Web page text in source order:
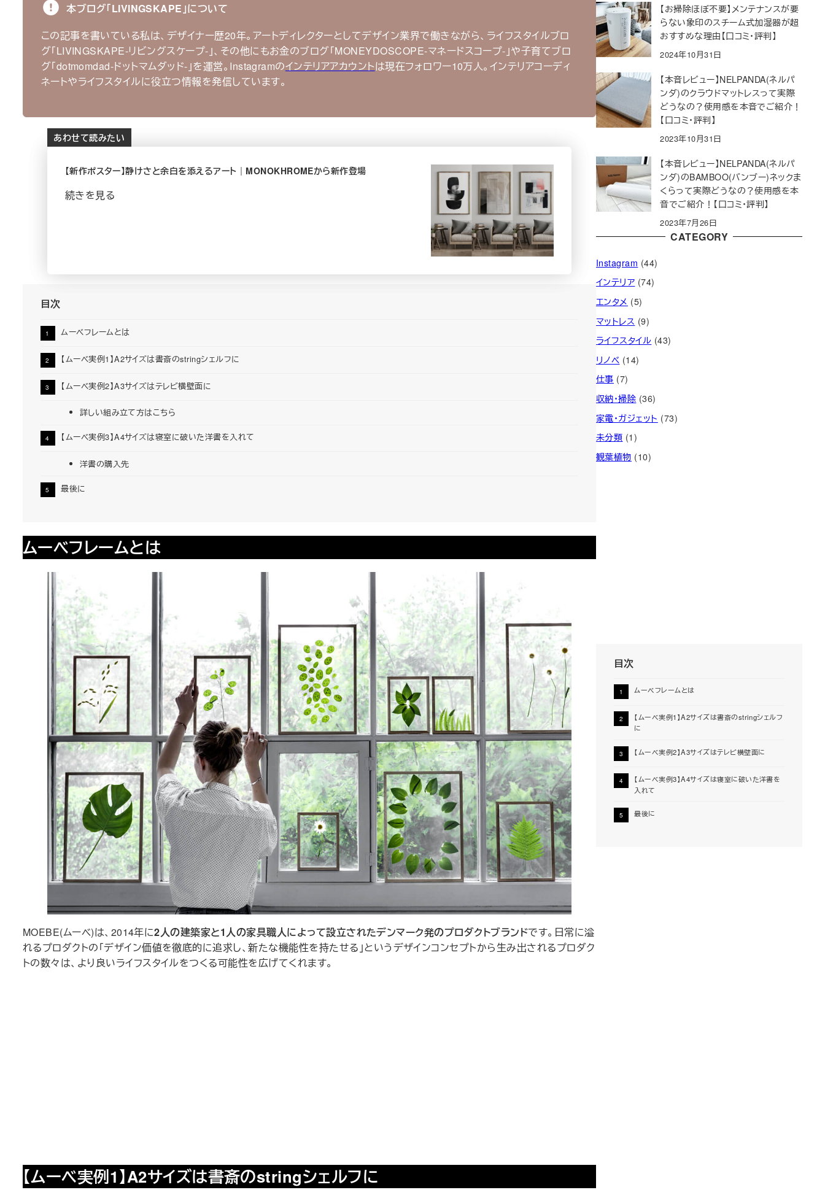
本ブログ｢LIVINGSKAPE｣について
この記事を書いている私は、デザイナー歴20年。アートディレクターとしてデザイン業界で働きながら、ライフスタイルブロ
グ｢LIVINGSKAPE-リビングスケープ-｣、その他にもお金のブログ｢MONEYDOSCOPE-マネードスコープ-｣や子育てブロ
グ｢dotmomdad-ドットマムダッド-｣を運営。Instagramのインテリアアカウントは現在フォロワー10万人。インテリアコーディ
ネートやライフスタイルに役立つ情報を発信しています。
あわせて読みたい
【新作ポスター】静けさと余白を添えるアート｜MONOKHROMEから新作登場
続きを見る
目次
ムーベフレームとは
【ムーベ実例1】A2サイズは書斎のstringシェルフに
【ムーベ実例2】A3サイズはテレビ横壁面に
詳しい組み立て方はこちら
【ムーベ実例3】A4サイズは寝室に破いた洋書を入れて
洋書の購入先
最後に
ムーベフレームとは
MOEBE(ムーベ)は、2014年に2人の建築家と1人の家具職人によって設立されたデンマーク発のプロダクトブランドです。日常に溢
れるプロダクトの「デザイン価値を徹底的に追求し、新たな機能性を持たせる」というデザインコンセプトから生み出されるプロダク
トの数々は、より良いライフスタイルをつくる可能性を広げてくれます。
【ムーベ実例1】A2サイズは書斎のstringシェルフに
【お掃除ほぼ不要】メンテナンスが要
らない象印のスチーム式加湿器が超
おすすめな理由【口コミ・評判】
2024年10月31日
【本音レビュー】NELPANDA(ネルパ
ンダ)のクラウドマットレスって実際
どうなの？使用感を本音でご紹介！
【口コミ・評判】
2023年10月31日
【本音レビュー】NELPANDA(ネルパ
ンダ)のBAMBOO(バンブー)ネックま
くらって実際どうなの？使用感を本
音でご紹介！【口コミ・評判】
2023年7月26日
CATEGORY
Instagram (44)
インテリア (74)
エンタメ (5)
マットレス (9)
ライフスタイル (43)
リノベ (14)
仕事 (7)
収納・掃除 (36)
家電・ガジェット (73)
未分類 (1)
観葉植物 (10)
目次
ムーベフレームとは
【ムーベ実例1】A2サイズは書斎のstringシェルフ
に
【ムーベ実例2】A3サイズはテレビ横壁面に
【ムーベ実例3】A4サイズは寝室に破いた洋書を
入れて
最後に